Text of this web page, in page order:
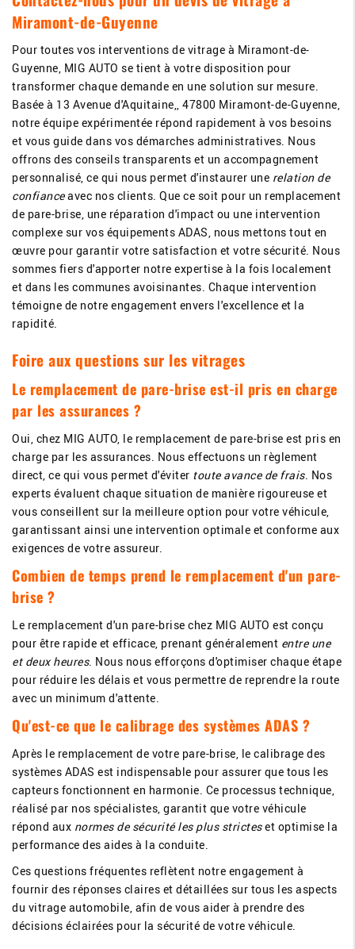
Miramont-de-Guyenne
Pour toutes vos interventions de vitrage à Miramont-de-
Guyenne, MIG AUTO se tient à votre disposition pour
transformer chaque demande en une solution sur mesure.
Basée à 13 Avenue d'Aquitaine,, 47800 Miramont-de-Guyenne,
notre équipe expérimentée répond rapidement à vos besoins
et vous guide dans vos démarches administratives. Nous
offrons des conseils transparents et un accompagnement
personnalisé, ce qui nous permet d'instaurer une relation de
confianceavec nos clients. Que ce soit pour un remplacement
de pare-brise, une réparation d'impact ou une intervention
complexe sur vos équipements ADAS, nous mettons tout en
œuvre pour garantir votre satisfaction et votre sécurité. Nous
sommes fiers d'apporter notre expertise à la fois localement
et dans les communes avoisinantes. Chaque intervention
témoigne de notre engagement envers l'excellence et la
rapidité.
Foire aux questions sur les vitrages
Le remplacement de pare-brise est-il pris en charge
par les assurances ?
Oui, chez MIG AUTO, le remplacement de pare-brise est pris en
charge par les assurances. Nous effectuons un règlement
direct, ce qui vous permet d'éviter toute avance de frais. Nos
experts évaluent chaque situation de manière rigoureuse et
vous conseillent sur la meilleure option pour votre véhicule,
garantissant ainsi une intervention optimale et conforme aux
exigences de votre assureur.
Combien de temps prend le remplacement d'un pare-
brise ?
Le remplacement d'un pare-brise chez MIG AUTO est conçu
pour être rapide et efficace, prenant généralement entre une
et deux heures. Nous nous efforçons d'optimiser chaque étape
pour réduire les délais et vous permettre de reprendre la route
avec un minimum d'attente.
Qu'est-ce que le calibrage des systèmes ADAS ?
Après le remplacement de votre pare-brise, le calibrage des
systèmes ADAS est indispensable pour assurer que tous les
capteurs fonctionnent en harmonie. Ce processus technique,
réalisé par nos spécialistes, garantit que votre véhicule
répond aux normes de sécurité les plus stricteset optimise la
performance des aides à la conduite.
Ces questions fréquentes reflètent notre engagement à
fournir des réponses claires et détaillées sur tous les aspects
du vitrage automobile, afin de vous aider à prendre des
décisions éclairées pour la sécurité de votre véhicule.